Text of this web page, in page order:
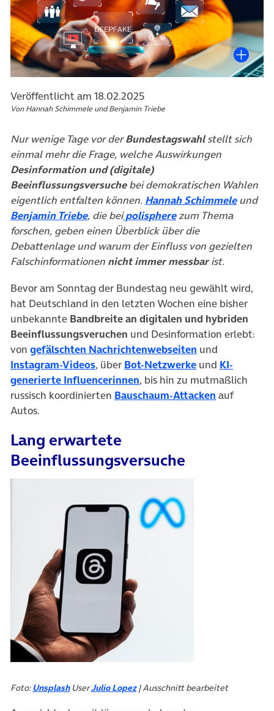
Veröffentlicht am 18.02.2025
Von Hannah Schimmele und Benjamin Triebe
Nur wenige Tage vor derBundestagswahlstellt sich
einmal mehr die Frage, welche Auswirkungen
Desinformation und (digitale)
Beeinflussungsversuchebei demokratischen Wahlen
eigentlich entfalten können. Hannah Schimmele(öffnet
und
Benjamin Triebe(öffnet in neuem Tab)
, die beipolisphere(öffnet in neuem
zum Thema
forschen, geben einen Überblick über die
Debattenlage und warum der Einfluss von gezielten
Falschinformationen nicht immer messbarist.
Bevor am Sonntag der Bundestag neu gewählt wird,
hat Deutschland in den letzten Wochen eine bisher
unbekannte Bandbreite an digitalen und hybriden
Beeinflussungsveruchen und Desinformation erlebt:
von gefälschten Nachrichtenwebseiten (öffnet in
und
Instagram-Videos(öffnet in neuem Tab)
, über Bot-Netzwerke(öffnet in
und KI-
generierte Influencerinnen(öffnet in neuem Tab)
, bis hin zu mutmaßlich
russisch koordinierten Bauschaum-Attacken (öffnet in
auf
Autos.
Lang erwartete
Beeinflussungsversuche
Foto: Unsplash(öffnet in neuem Tab)
UserJulio Lopez| Ausschnitt bearbeitet